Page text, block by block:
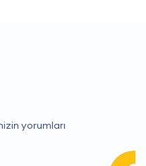
yorumları